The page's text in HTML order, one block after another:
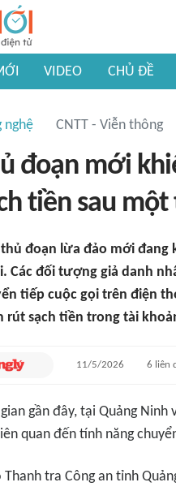
VIDEO CHỦ ĐỀ
nghệ CNTT - Viễn thông
đoạn mới
tiền sau
đoạn lừa đảo mới đang
Các đối tượng giả danh
tiếp cuộc gọi trên điện
rút sạch tiền trong tài
11/5/2026 6 liên
gần đây, tại Quảng
quan đến tính năng
Thanh tra Công an tỉnh